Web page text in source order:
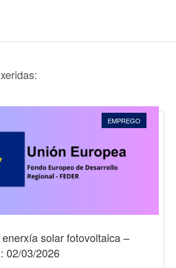
EMPREGO
solar fotovoltaica –
02/03/2026